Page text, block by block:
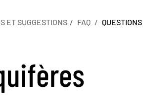
ET SUGGESTIONS FAQ